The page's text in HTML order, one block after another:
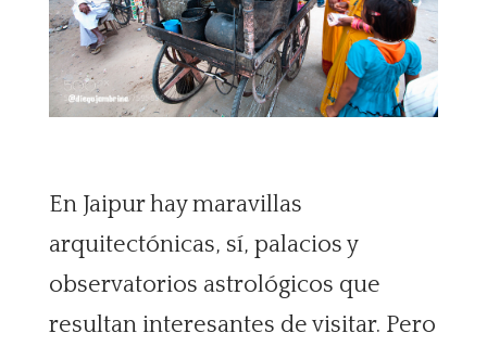
En Jaipur hay maravillas
arquitectónicas, sí, palacios y
observatorios astrológicos que
resultan interesantes de visitar. Pero